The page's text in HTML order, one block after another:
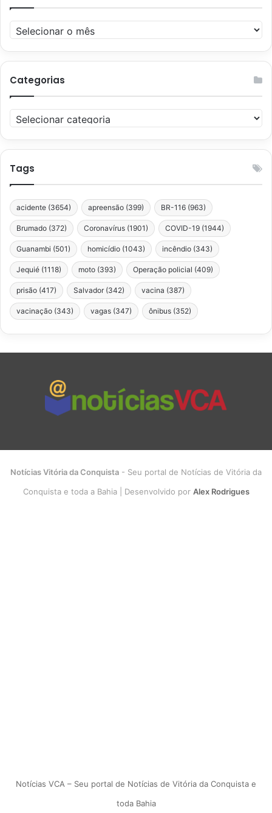
Arquivos
Categorias
Categorias
Tags
acidente (3654) apreensão (399) BR-116 (963)
Brumado (372) Coronavírus (1901) COVID-19 (1944)
Guanambi (501) homicídio (1043) incêndio (343)
Jequié (1118) moto (393) Operação policial (409)
prisão (417) Salvador (342) vacina (387)
vacinação (343) vagas (347) ônibus (352)
Notícias Vitória da Conquista - Seu portal de Notícias de Vitória da
Conquista e toda a Bahia | Desenvolvido por Alex Rodrigues
Notícias VCA – Seu portal de Notícias de Vitória da Conquista e
toda Bahia